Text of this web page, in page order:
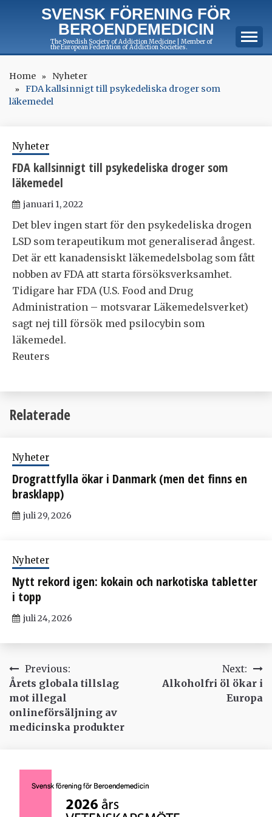
SVENSK FÖRENING FÖR
BEROENDEMEDICIN
The Swedish Society of Addiction Medicine | Member of
the European Federation of Addiction Societies.
Home
Nyheter
FDA kallsinnigt till psykedeliska droger som
läkemedel
Nyheter
FDA kallsinnigt till psykedeliska droger som
läkemedel
januari 1, 2022
Det blev ingen start för den psykedeliska drogen
LSD som terapeutikum mot generaliserad ångest.
Det är ett kanadensiskt läkemedelsbolag som fått
nobben av FDA att starta försöksverksamhet.
Tidigare har FDA (U.S. Food and Drug
Administration – motsvarar Läkemedelsverket)
sagt nej till försök med psilocybin som
läkemedel.
Reuters
Relaterade
Nyheter
Drograttfylla ökar i Danmark (men det finns en
brasklapp)
juli 29, 2026
Nyheter
Nytt rekord igen: kokain och narkotiska tabletter
i topp
juli 24, 2026
Inläggsnavigering
Previous:
Årets globala tillslag
mot illegal
onlineförsäljning av
medicinska produkter
Next:
Alkoholfri öl ökar i
Europa